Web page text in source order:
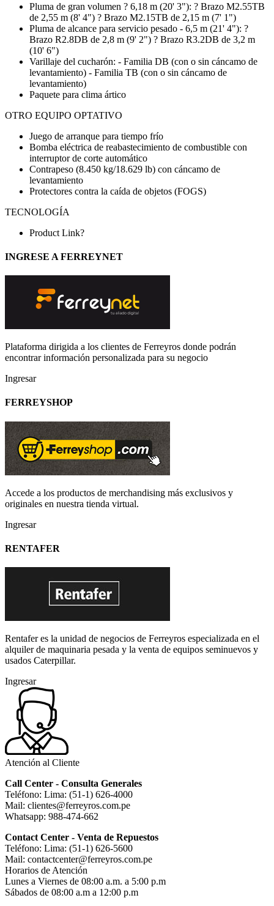
Pluma de gran volumen ? 6,18 m (20' 3"): ? Brazo M2.55TB
de 2,55 m (8' 4") ? Brazo M2.15TB de 2,15 m (7' 1")
Pluma de alcance para servicio pesado - 6,5 m (21' 4"): ?
Brazo R2.8DB de 2,8 m (9' 2") ? Brazo R3.2DB de 3,2 m
(10' 6")
Varillaje del cucharón: - Familia DB (con o sin cáncamo de
levantamiento) - Familia TB (con o sin cáncamo de
levantamiento)
Paquete para clima ártico
OTRO EQUIPO OPTATIVO
Juego de arranque para tiempo frío
Bomba eléctrica de reabastecimiento de combustible con
interruptor de corte automático
Contrapeso (8.450 kg/18.629 lb) con cáncamo de
levantamiento
Protectores contra la caída de objetos (FOGS)
TECNOLOGÍA
Product Link?
INGRESE A FERREYNET
Plataforma dirigida a los clientes de Ferreyros donde podrán
encontrar información personalizada para su negocio
Ingresar
FERREYSHOP
Accede a los productos de merchandising más exclusivos y
originales en nuestra tienda virtual.
Ingresar
RENTAFER
Rentafer es la unidad de negocios de Ferreyros especializada en el
alquiler de maquinaria pesada y la venta de equipos seminuevos y
usados Caterpillar.
Ingresar
Atención al Cliente
Call Center - Consulta Generales
Teléfono: Lima: (51-1) 626-4000
Mail: clientes@ferreyros.com.pe
Whatsapp: 988-474-662
Contact Center - Venta de Repuestos
Teléfono: Lima: (51-1) 626-5600
Mail: contactcenter@ferreyros.com.pe
Horarios de Atención
Lunes a Viernes de 08:00 a.m. a 5:00 p.m
Sábados de 08:00 a.m a 12:00 p.m